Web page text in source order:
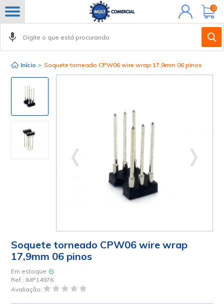
Minha
conta
0
Início > Soquete torneado CPW06 wire wrap 17,9mm 06 pinos
Soquete torneado CPW06 wire wrap
17,9mm 06 pinos
Em estoque
Ref.: IMP14976
Avaliação: